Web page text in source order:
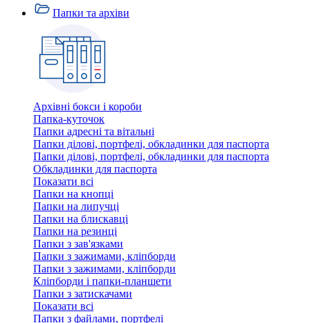
Папки та архіви
Архівні бокси і короби
Папка-куточок
Папки адресні та вітальні
Папки ділові, портфелі, обкладинки для паспорта
Папки ділові, портфелі, обкладинки для паспорта
Обкладинки для паспорта
Показати всі
Папки на кнопці
Папки на липучці
Папки на блискавці
Папки на резинці
Папки з зав'язками
Папки з зажимами, кліпборди
Папки з зажимами, кліпборди
Кліпборди і папки-планшети
Папки з затискачами
Показати всі
Папки з файлами, портфелі